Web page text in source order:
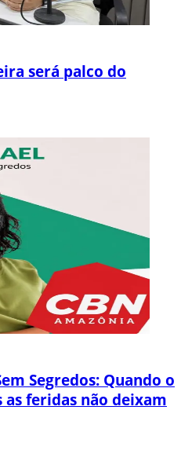
será palco do
Segredos: Quando o
feridas não deixam